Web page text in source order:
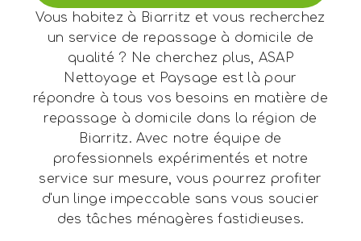
Vous habitez à Biarritz et vous recherchez
un service de repassage à domicile de
qualité ? Ne cherchez plus, ASAP
Nettoyage et Paysage est là pour
répondre à tous vos besoins en matière de
repassage à domicile dans la région de
Biarritz. Avec notre équipe de
professionnels expérimentés et notre
service sur mesure, vous pourrez profiter
d'un linge impeccable sans vous soucier
des tâches ménagères fastidieuses.